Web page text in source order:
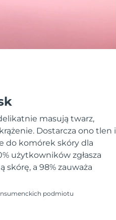
masują twarz,
Dostarcza ono tlen i
do komórek skóry dla
użytkowników zgłasza
skórę, a 98% zauważa
podmiotu